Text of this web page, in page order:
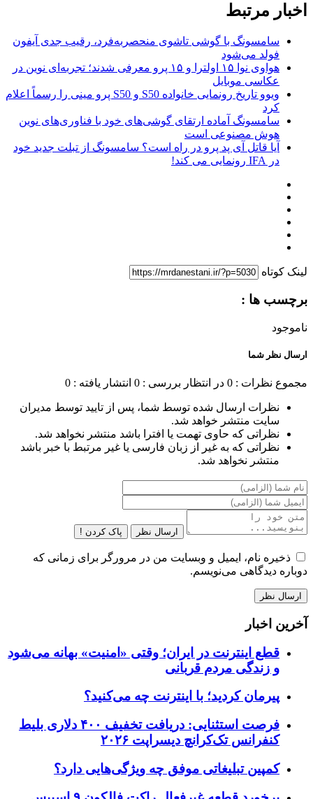
اخبار مرتبط
سامسونگ با گوشی تاشوی منحصربه‌فرد، رقیب جدی آیفون
فولد می‌شود
هواوی نوا ۱۵ اولترا و ۱۵ پرو معرفی شدند؛ تجربه‌ای نوین در
عکاسی موبایل
ویوو تاریخ رونمایی خانواده S50 و S50 پرو مینی را رسماً اعلام
کرد
سامسونگ آماده ارتقای گوشی‌های خود با فناوری‌های نوین
هوش مصنوعی است
آیا قاتل آی پد پرو در راه است؟ سامسونگ از تبلت جدید خود
در IFA رونمایی می کند!
لینک کوتاه
برچسب ها :
ناموجود
ارسال نظر شما
مجموع نظرات : 0 در انتظار بررسی : 0 انتشار یافته : 0
نظرات ارسال شده توسط شما، پس از تایید توسط مدیران
سایت منتشر خواهد شد.
نظراتی که حاوی تهمت یا افترا باشد منتشر نخواهد شد.
نظراتی که به غیر از زبان فارسی یا غیر مرتبط با خبر باشد
منتشر نخواهد شد.
ارسال نظر پاک کردن !
ذخیره نام، ایمیل و وبسایت من در مرورگر برای زمانی که
دوباره دیدگاهی می‌نویسم.
آخرین اخبار
قطع اینترنت در ایران؛ وقتی «امنیت» بهانه می‌شود
و زندگی مردم قربانی
پیرمان کردید؛ با اینترنت چه می‌کنید؟
فرصت استثنایی: دریافت تخفیف ۴۰۰ دلاری بلیط
کنفرانس تک‌کرانچ دیسراپت ۲۰۲۶
کمپین تبلیغاتی موفق چه ویژگی‌هایی دارد؟